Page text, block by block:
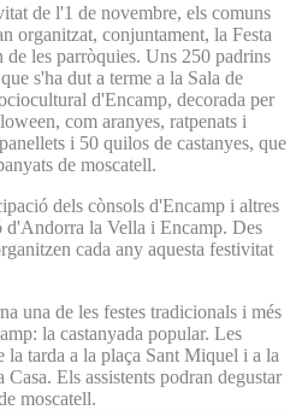
de l'1 de novembre, els comuns
organitzat, conjuntament, la Festa
de les parròquies. Uns 250 padrins
s'ha dut a terme a la Sala de
d'Encamp, decorada per
com aranyes, ratpenats i
i 50 quilos de castanyes, que
de moscatell.
dels cònsols d'Encamp i altres
d'Andorra la Vella i Encamp. Des
cada any aquesta festivitat
una de les festes tradicionals i més
la castanyada popular. Les
la tarda a la plaça Sant Miquel i a la
Els assistents podran degustar
moscatell.